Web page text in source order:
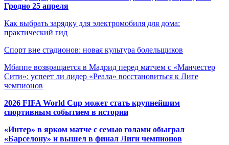
Гродно 25 апреля
Как выбрать зарядку для электромобиля для дома:
практический гид
Спорт вне стадионов: новая культура болельщиков
Мбаппе возвращается в Мадрид перед матчем с «Манчестер
Сити»: успеет ли лидер «Реала» восстановиться к Лиге
чемпионов
2026 FIFA World Cup может стать крупнейшим
спортивным событием в истории
«Интер» в ярком матче с семью голами обыграл
«Барселону» и вышел в финал Лиги чемпионов